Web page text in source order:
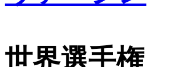
世界選手権